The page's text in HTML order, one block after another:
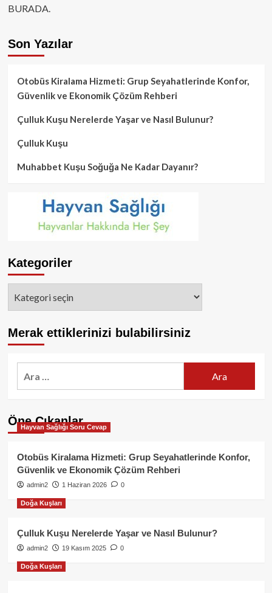
BURADA.
Son Yazılar
Otobüs Kiralama Hizmeti: Grup Seyahatlerinde Konfor,
Güvenlik ve Ekonomik Çözüm Rehberi
Çulluk Kuşu Nerelerde Yaşar ve Nasıl Bulunur?
Çulluk Kuşu
Muhabbet Kuşu Soğuğa Ne Kadar Dayanır?
Kategoriler
Merak ettiklerinizi bulabilirsiniz
Öne Çıkanlar
Hayvan Sağlığı Soru Cevap
Otobüs Kiralama Hizmeti: Grup Seyahatlerinde Konfor,
Güvenlik ve Ekonomik Çözüm Rehberi
admin2 1 Haziran 2026 0
Doğa Kuşları
Çulluk Kuşu Nerelerde Yaşar ve Nasıl Bulunur?
admin2 19 Kasım 2025 0
Doğa Kuşları